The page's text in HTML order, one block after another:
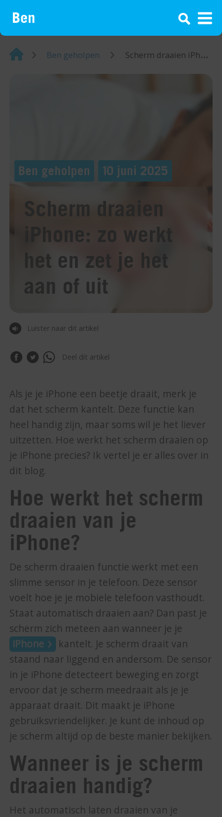
¡
Home Ben geholpen Scherm draaien iPhone: zo werkt het en zet je het aan of uit
Ben geholpen 10 juni 2025
Scherm draaien
iPhone: zo werkt
het en zet je het
aan of uit
Luister naar dit artikel
Deel dit artikel
Als je je iPhone een beetje draait, merk je
dat het scherm kantelt. Deze functie kan
heel handig zijn, maar soms wil je het liever
uitzetten. Hoe werkt het scherm draaien op
je iPhone precies? Ik vertel je er alles over in
dit blog.
Hoe werkt het scherm
draaien van je
iPhone?
De scherm draaien functie werkt met een
slimme sensor in je telefoon. Deze sensor
voelt hoe je je mobiele telefoon vasthoudt.
Staat automatisch draaien aan? Dan past je
scherm zich meteen aan wanneer je je
iPhone
kantelt. Je scherm draait van
staand naar liggend en andersom. De sensor
in je iPhone detecteert beweging en zorgt
ervoor dat je scherm meedraait als je je
apparaat draait. Dit maakt je iPhone
gebruiksvriendelijker. Je kunt de inhoud op
je scherm altijd op de beste manier bekijken.
Wanneer is je scherm
draaien handig?
Het automatisch laten draaien van je